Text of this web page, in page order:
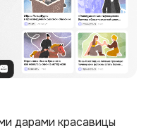
дарами красавицы